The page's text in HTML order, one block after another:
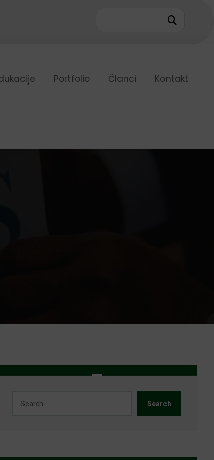
Portfolio Članci Kontakt
Search